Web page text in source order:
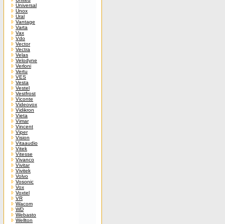
Universal
Unox
Ural
Vantage
Varta
Vax
Vdo
Vector
Vectra
Velas
Velodyne
Verloni
Vertu
VES
Vesta
Vestel
Vestfrost
Viconte
Videovox
Vidikron
Vieta
Vimar
Vincent
Viper
Vision
Vitaaudio
Vitek
Vitesse
Vivanco
Vivitar
Vivitek
Volvo
Vosonic
Vox
Voxtel
VR
Wacom
WD
Webasto
Wellton